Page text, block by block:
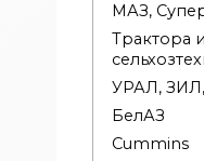
МАЗ,
Трактора и
УРАЛ,
БелАЗ
Cummins